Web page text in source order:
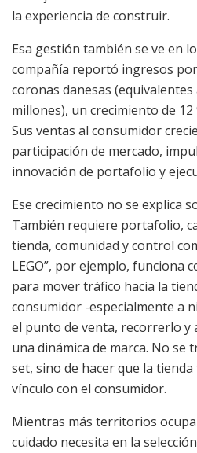
la experiencia de construir.
Esa gestión también se ve en
compañía reportó ingresos
coronas danesas (equivalentes
millones), un crecimiento de
Sus ventas al consumidor
participación de mercado,
innovación de portafolio y
Ese crecimiento no se explica
También requiere portafolio,
tienda, comunidad y control
LEGO”, por ejemplo, funciona
para mover tráfico hacia la
consumidor -especialmente a
el punto de venta, recorrerlo y
una dinámica de marca. No se
set, sino de hacer que la
vínculo con el consumidor.
Mientras más territorios
cuidado necesita en la